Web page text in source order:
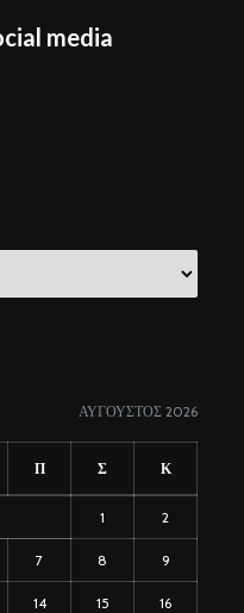
media
ΑΎΓΟΥΣΤΟΣ 2026
Π Σ Κ
1 2
7 8 9
14 15 16